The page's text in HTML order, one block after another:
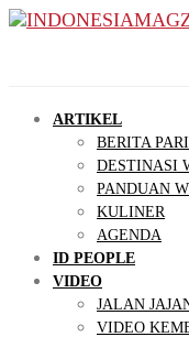
ARTIKEL
BERITA
DESTINASI
PANDUAN
KULINER
AGENDA
ID PEOPLE
VIDEO
JALAN
VIDEO